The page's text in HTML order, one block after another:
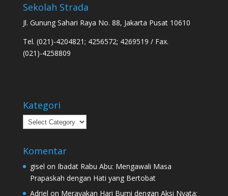
Sekolah Strada
Jl. Gunung Sahari Raya No. 88, Jakarta Pusat 10610
Tel. (021)-4204821; 4256572; 4269519 / Fax.
(021)-4258809
Kategori
Kategori
Komentar
gisel on Ibadat Rabu Abu: Mengawali Masa
Prapaskah dengan Hati yang Bertobat
Adriel on Merayakan Hari Bumi dengan Aksi Nyata: